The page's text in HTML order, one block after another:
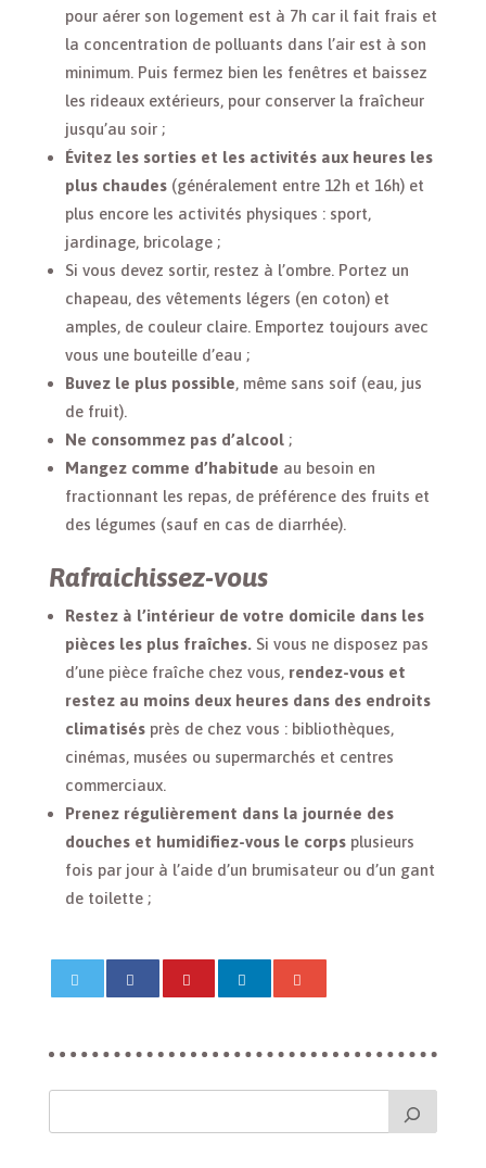
pour aérer son logement est à 7h car il fait frais et
la concentration de polluants dans l’air est à son
minimum. Puis fermez bien les fenêtres et baissez
les rideaux extérieurs, pour conserver la fraîcheur
jusqu’au soir ;
Évitez les sorties et les activités aux heures les
plus chaudes(généralement entre 12h et 16h) et
plus encore les activités physiques : sport,
jardinage, bricolage ;
Si vous devez sortir, restez à l’ombre. Portez un
chapeau, des vêtements légers (en coton) et
amples, de couleur claire. Emportez toujours avec
vous une bouteille d’eau ;
Buvez le plus possible, même sans soif (eau, jus
de fruit).
Ne consommez pas d’alcool ;
Mangez comme d’habitude au besoin en
fractionnant les repas, de préférence des fruits et
des légumes (sauf en cas de diarrhée).
Rafraichissez-vous
Restez à l’intérieur de votre domicile dans les
pièces les plus fraîches.Si vous ne disposez pas
d’une pièce fraîche chez vous,rendez-vous et
restez au moins deux heures dans des endroits
climatisésprès de chez vous : bibliothèques,
cinémas, musées ou supermarchés et centres
commerciaux.
Prenez régulièrement dans la journée des
douches et humidifiez-vous le corpsplusieurs
fois par jour à l’aide d’un brumisateur ou d’un gant
de toilette ;